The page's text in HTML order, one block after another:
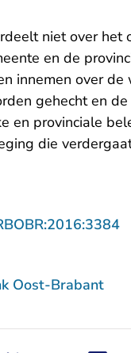
niet over het
en de
innemen over de
gehecht en
en provinciale
die
-
Oost-Brabant